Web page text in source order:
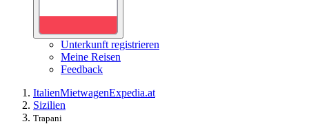
Unterkunft registrieren
Meine Reisen
Feedback
ItalienMietwagenExpedia.at
Sizilien
Trapani